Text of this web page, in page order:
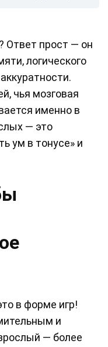
Ответ прост — он
логического
чья мозговая
именно в
— это
ум в тонусе» и
в форме игр!
и
— более